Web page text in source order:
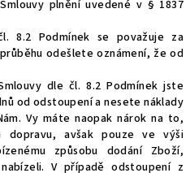
plnění uvedené v § 1837
8.2 Podmínek se považuje za
odešlete oznámení, že od
dle čl. 8.2 Podmínek jste
od odstoupení a nesete náklady
Vy máte naopak nárok na to,
dopravu, avšak pouze ve výši
způsobu dodání Zboží,
V případě odstoupení z